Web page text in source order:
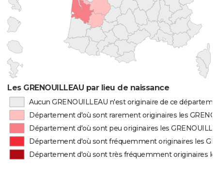
Les GRENOUILLEAU par lieu de naissance
Aucun GRENOUILLEAU n'est originaire de ce
Département d'où sont rarement originaires les
Département d'où sont peu originaires les
Département d'où sont fréquemment originaires les
Département d'où sont très fréquemment originaires